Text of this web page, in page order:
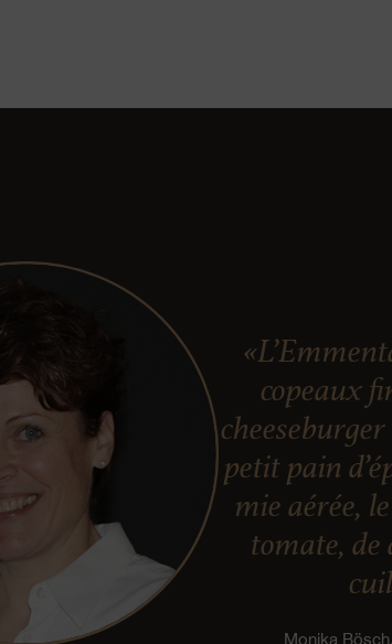
copeaux
petit pain
mie aérée,
tomate, de
Monika